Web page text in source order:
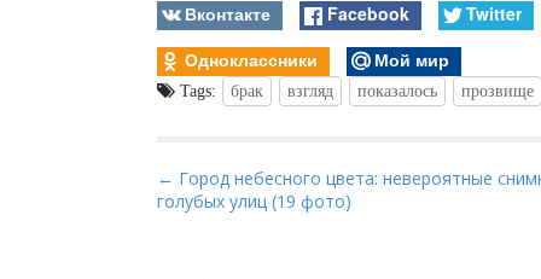
Вконтакте Facebook
Twitter
Одноклассники
Мой мир
Tags: брак взгляд показалось прозвище
P
o
← Город небесного цвета: невероятные
голубых улиц (19 фото)